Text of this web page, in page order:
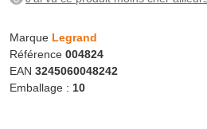
Marque Legrand
Référence 004824
EAN 3245060048242
Emballage : 10